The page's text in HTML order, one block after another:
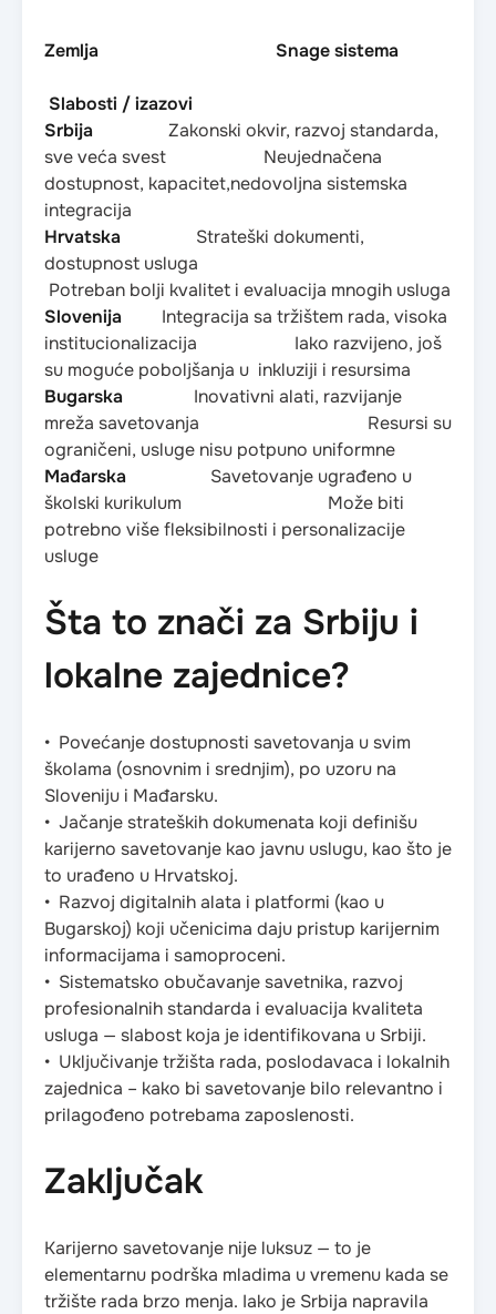
Zemlja Snage sistema
Slabosti / izazovi
Srbija
Zakonski okvir, razvoj standarda,
sve veća svest Neujednačena
dostupnost, kapacitet,nedovoljna sistemska
integracija
Hrvatska
Strateški dokumenti,
dostupnost usluga
Potreban bolji kvalitet i evaluacija mnogih usluga
Slovenija Integracija sa tržištem rada, visoka
institucionalizacija Iako razvijeno, još
su moguće poboljšanja u inkluziji i resursima
Bugarska
Inovativni alati, razvijanje
mreža savetovanja Resursi su
ograničeni, usluge nisu potpuno uniformne
Mađarska Savetovanje ugrađeno u
školski kurikulum Može biti
potrebno više fleksibilnosti i personalizacije
usluge
Šta to znači za Srbiju i
lokalne zajednice?
• Povećanje dostupnosti savetovanja u svim
školama (osnovnim i srednjim), po uzoru na
Sloveniju i Mađarsku.
• Jačanje strateških dokumenata koji definišu
karijerno savetovanje kao javnu uslugu, kao što je
to urađeno u Hrvatskoj.
• Razvoj digitalnih alata i platformi (kao u
Bugarskoj) koji učenicima daju pristup karijernim
informacijama i samoproceni.
• Sistematsko obučavanje savetnika, razvoj
profesionalnih standarda i evaluacija kvaliteta
usluga — slabost koja je identifikovana u Srbiji.
• Uključivanje tržišta rada, poslodavaca i lokalnih
zajednica – kako bi savetovanje bilo relevantno i
prilagođeno potrebama zaposlenosti.
Zaključak
Karijerno savetovanje nije luksuz — to je
elementarnu podrška mladima u vremenu kada se
tržište rada brzo menja. Iako je Srbija napravila